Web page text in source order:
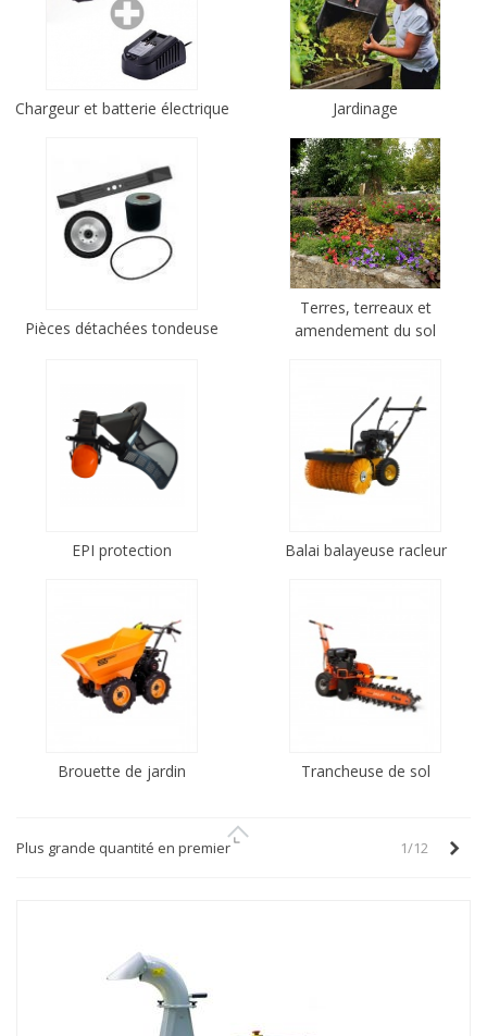
Chargeur et batterie électrique Jardinage
Pièces détachées tondeuse
Terres, terreaux et
amendement du sol
EPI protection Balai balayeuse racleur
Brouette de jardin Trancheuse de sol
Plus grande quantité en premier 1/12